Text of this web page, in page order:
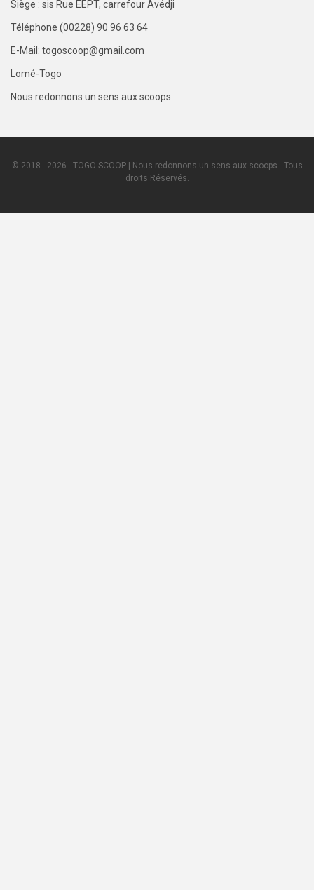
Siège : sis Rue EEPT, carrefour Avédji
Téléphone (00228) 90 96 63 64
E-Mail: togoscoop@gmail.com
Lomé-Togo
Nous redonnons un sens aux scoops.
© 2018 - 2026 - TOGO SCOOP | Nous redonnons un sens aux scoops.. Tous
droits Réservés.